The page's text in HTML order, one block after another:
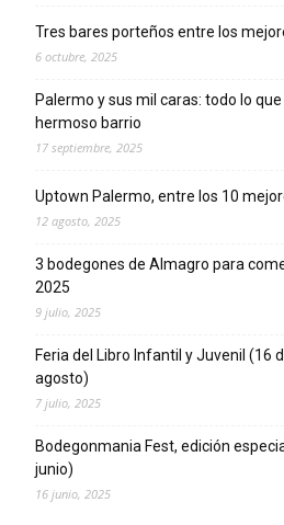
Tres bares porteños entre los
6 octubre, 2025
Palermo y sus mil caras: todo lo
hermoso barrio
17 septiembre, 2025
Uptown Palermo, entre los 10
12 agosto, 2025
3 bodegones de Almagro para
2025
9 julio, 2025
Feria del Libro Infantil y Juvenil (16
agosto)
7 julio, 2025
Bodegonmania Fest, edición
junio)
16 junio, 2025